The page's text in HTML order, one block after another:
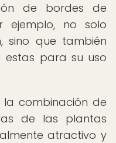
de bordes de
ejemplo, no solo
sino que también
para su uso
la combinación de
de las plantas
atractivo y